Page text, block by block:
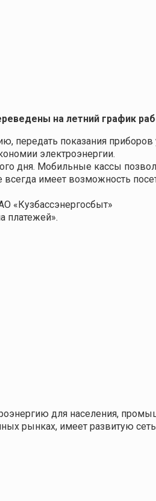
на летний график
передать показания приборов
электроэнергии.
дня. Мобильные кассы
всегда имеет возможность
«Кузбассэнергосбыт»
платежей».
для населения,
рынках, имеет развитую сеть